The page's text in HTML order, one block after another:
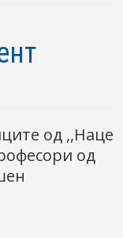
од ,,Наце
од